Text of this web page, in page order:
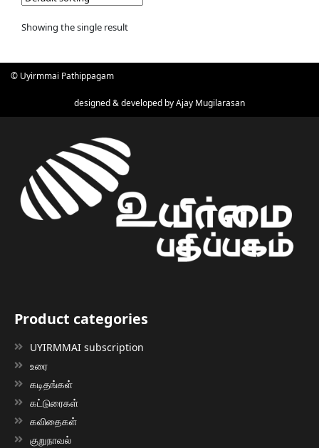
Showing the single result
© Uyirmmai Pathippagam
designed & developed byAjay Mugilarasan
Product categories
UYIRMMAI subscription
உரை
கடிதங்கள்
கட்டுரைகள்
கவிதைகள்
குறுநாவல்